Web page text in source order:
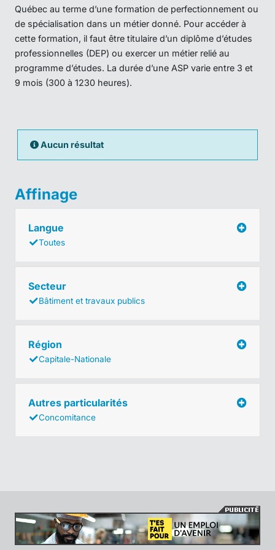
Québec au terme d’une formation de perfectionnement ou
de spécialisation dans un métier donné. Pour accéder à
cette formation, il faut être titulaire d’un diplôme d’études
professionnelles (DEP) ou exercer un métier relié au
programme d’études. La durée d’une ASP varie entre 3 et
9 mois (300 à 1230 heures).
Aucun résultat
Affinage
Langue
Toutes
Secteur
Bâtiment et travaux publics
Région
Capitale-Nationale
Autres particularités
Concomitance